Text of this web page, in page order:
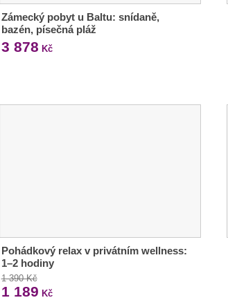
Zámecký pobyt u Baltu: snídaně,
bazén, písečná pláž
3 878 Kč
Pohádkový relax v privátním wellness:
1–2 hodiny
1 390 Kč
1 189 Kč